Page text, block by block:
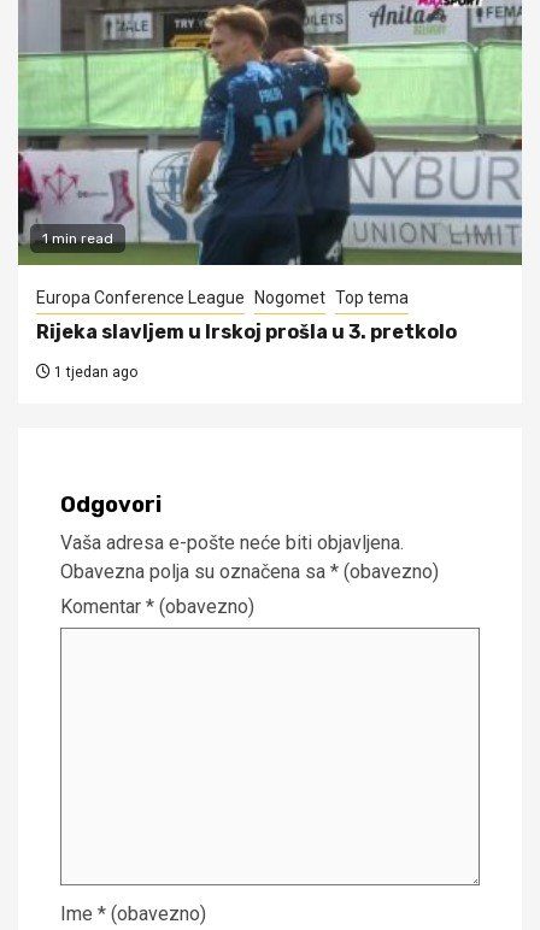
1 min read
Europa Conference League Nogomet Top tema
Rijeka slavljem u Irskoj prošla u 3. pretkolo
1 tjedan ago
Odgovori
Vaša adresa e-pošte neće biti objavljena.
Obavezna polja su označena sa * (obavezno)
Komentar * (obavezno)
Ime * (obavezno)